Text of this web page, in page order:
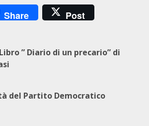
Share Post
” Diario di un precario” di
del Partito Democratico